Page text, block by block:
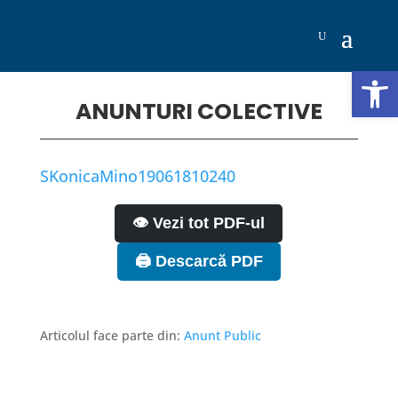
ANUNTURI COLECTIVE
SKonicaMino19061810240
👁️ Vezi tot PDF-ul
🖨️ Descarcă PDF
Articolul face parte din: Anunt Public